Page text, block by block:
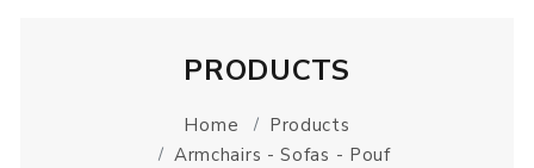
PRODUCTS
Home
Products
Armchairs - Sofas - Pouf